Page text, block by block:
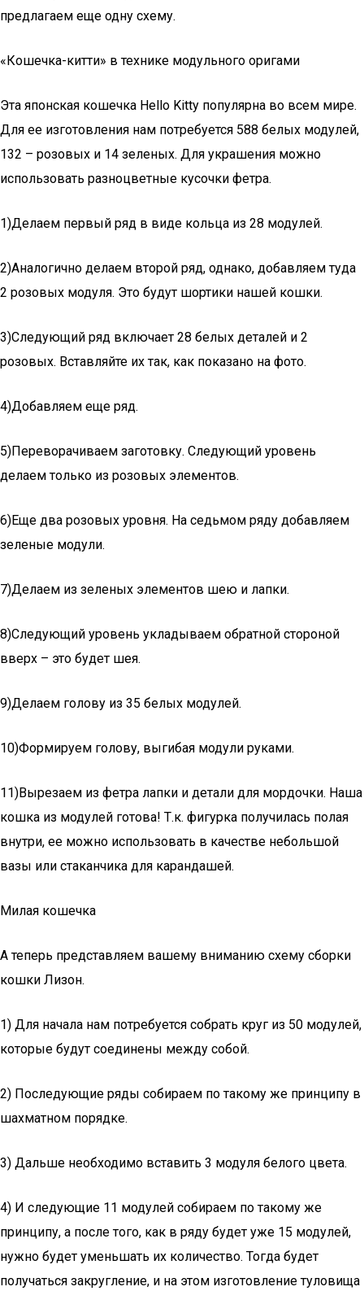
предлагаем еще одну схему.
«Кошечка-китти» в технике модульного оригами
Эта японская кошечка Hello Kitty популярна во всем мире.
Для ее изготовления нам потребуется 588 белых модулей,
132 – розовых и 14 зеленых. Для украшения можно
использовать разноцветные кусочки фетра.
1)Делаем первый ряд в виде кольца из 28 модулей.
2)Аналогично делаем второй ряд, однако, добавляем туда
2 розовых модуля. Это будут шортики нашей кошки.
3)Следующий ряд включает 28 белых деталей и 2
розовых. Вставляйте их так, как показано на фото.
4)Добавляем еще ряд.
5)Переворачиваем заготовку. Следующий уровень
делаем только из розовых элементов.
6)Еще два розовых уровня. На седьмом ряду добавляем
зеленые модули.
7)Делаем из зеленых элементов шею и лапки.
8)Следующий уровень укладываем обратной стороной
вверх – это будет шея.
9)Делаем голову из 35 белых модулей.
10)Формируем голову, выгибая модули руками.
11)Вырезаем из фетра лапки и детали для мордочки. Наша
кошка из модулей готова! Т.к. фигурка получилась полая
внутри, ее можно использовать в качестве небольшой
вазы или стаканчика для карандашей.
Милая кошечка
А теперь представляем вашему вниманию схему сборки
кошки Лизон.
1) Для начала нам потребуется собрать круг из 50 модулей,
которые будут соединены между собой.
2) Последующие ряды собираем по такому же принципу в
шахматном порядке.
3) Дальше необходимо вставить 3 модуля белого цвета.
4) И следующие 11 модулей собираем по такому же
принципу, а после того, как в ряду будет уже 15 модулей,
нужно будет уменьшать их количество. Тогда будет
получаться закругление, и на этом изготовление туловища